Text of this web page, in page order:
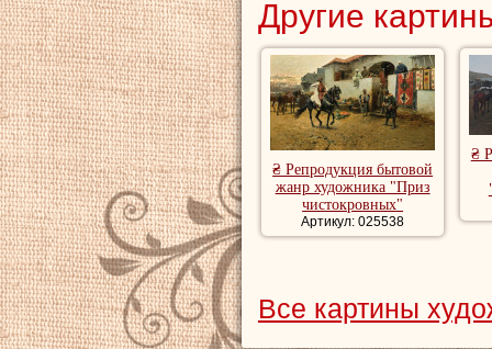
Другие
₴ Репродукция бытовой
жанр художника "Приз
чистокровных"
Артикул: 025538
₴
Все картины